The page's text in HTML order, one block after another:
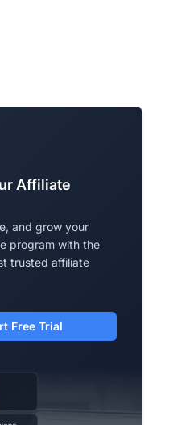
Affiliate
and grow your
program with the
trusted affiliate
Free Trial